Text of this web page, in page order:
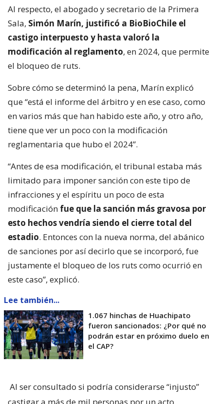
Al respecto, el abogado y secretario de la Primera
Sala, Simón Marín, justificó a BioBioChile el
castigo interpuesto y hasta valoró la
modificación al reglamento, en 2024, que permite
el bloqueo de ruts.
Sobre cómo se determinó la pena, Marín explicó
que “está el informe del árbitro y en ese caso, como
en varios más que han habido este año, y otro año,
tiene que ver un poco con la modificación
reglamentaria que hubo el 2024”.
“Antes de esa modificación, el tribunal estaba más
limitado para imponer sanción con este tipo de
infracciones y el espíritu un poco de esta
modificación fue que la sanción más gravosa por
esto hechos vendría siendo el cierre total del
estadio. Entonces con la nueva norma, del abánico
de sanciones por así decirlo que se incorporó, fue
justamente el bloqueo de los ruts como ocurrió en
este caso”, explicó.
Lee también...
1.067 hinchas de Huachipato
fueron sancionados: ¿Por qué no
podrán estar en próximo duelo en
el CAP?
Al ser consultado si podría considerarse “injusto”